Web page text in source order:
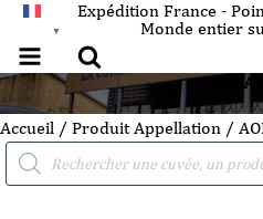
▼
Expédition France -
Monde entier
AOP
Accueil / Produit Appellation /
Recherche